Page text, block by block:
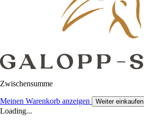
Zwischensumme
Meinen Warenkorb anzeigen Weiter einkaufen
Loading...